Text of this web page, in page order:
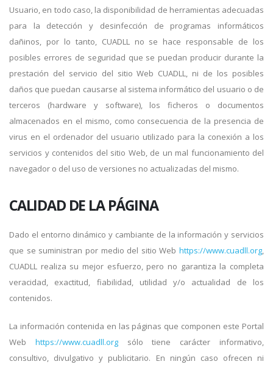
Usuario, en todo caso, la disponibilidad de herramientas adecuadas
para la detección y desinfección de programas informáticos
dañinos, por lo tanto, CUADLL no se hace responsable de los
posibles errores de seguridad que se puedan producir durante la
prestación del servicio del sitio Web CUADLL, ni de los posibles
daños que puedan causarse al sistema informático del usuario o de
terceros (hardware y software), los ficheros o documentos
almacenados en el mismo, como consecuencia de la presencia de
virus en el ordenador del usuario utilizado para la conexión a los
servicios y contenidos del sitio Web, de un mal funcionamiento del
navegador o del uso de versiones no actualizadas del mismo.
CALIDAD DE LA PÁGINA
Dado el entorno dinámico y cambiante de la información y servicios
que se suministran por medio del sitio Web https://www.cuadll.org,
CUADLL realiza su mejor esfuerzo, pero no garantiza la completa
veracidad, exactitud, fiabilidad, utilidad y/o actualidad de los
contenidos.
La información contenida en las páginas que componen este Portal
Web https://www.cuadll.orgsólo tiene carácter informativo,
consultivo, divulgativo y publicitario. En ningún caso ofrecen ni